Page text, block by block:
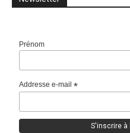
Prénom
Addresse e-mail*